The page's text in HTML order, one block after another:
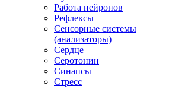
Работа нейронов
Рефлексы
Сенсорные системы
(анализаторы)
Сердце
Серотонин
Синапсы
Стресс